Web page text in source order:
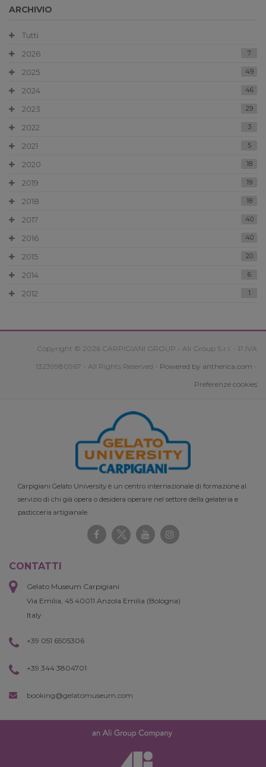
ARCHIVIO
Tutti
2026
7
2025 49
2024 46
2023 29
2022 3
2021 5
2020 18
2019 19
2018 18
2017 40
2016 40
2015 20
2014 6
2012 1
Copyright © 2026 CARPIGIANI GROUP - Ali Group S.r.l. - P.IVA
13239980967 - All Rights Reserved - Powered by antherica.com -
Preferenze cookies
Carpigiani Gelato University è un centro internazionale di formazione al
servizio di chi già opera o desidera operare nel settore della gelateria e
pasticceria artigianale.
CONTATTI
Gelato Museum Carpigiani
Via Emilia, 45 40011 Anzola Emilia (Bologna)
Italy
+39 051 6505306
+39 344 3804701
booking@gelatomuseum.com